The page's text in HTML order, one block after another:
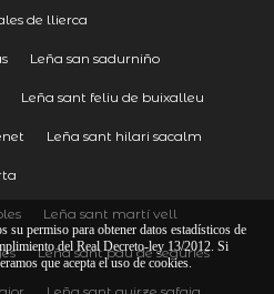
de llierca
Leña san sadurniño
Leña sant feliu de buixalleu
Leña sant hilari sacalm
Leña sant martí vell
Leña sant pau de segúries
su permiso para obtener datos estadísticos de
del Real Decreto-ley 13/2012. Si
que acepta el uso de cookies.